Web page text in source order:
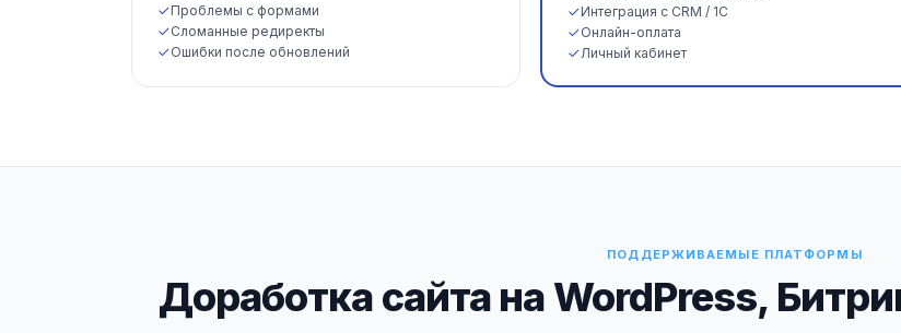
Проблемы с формами
Сломанные редиректы
Ошибки после обновлений
Интеграция с CRM / 1С
Онлайн-оплата
Личный кабинет
ПОДДЕРЖИВАЕМЫЕ ПЛАТФОРМЫ
Доработка сайта на WordPress,